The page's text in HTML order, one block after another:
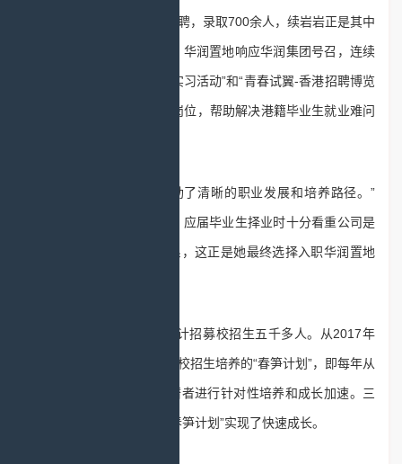
型的岗位组织了多场校园招聘，录取700余人，续岩岩正是其中
之一。此外，从2014年起，华润置地响应华润集团号召，连续
六年参加“香港大学生暑期实习活动”和“青春试翼-香港招聘博览
会”等活动，提供多个实习岗位，帮助解决港籍毕业生就业难问
“华润置地为我们勾勒了清晰的职业发展和培养路径。”
2020届校招生肖佳蓉表示，应届毕业生择业时十分看重公司是
否具有完善的校招培养体系，这正是她最终选择入职华润置地
近十年，华润置地累计招募校招生五千多人。从2017年
起，公司还启动了针对优秀校招生培养的“春笋计划”，即每年从
应届毕业生中选拔绩优高潜者进行针对性培养和成长加速。三
年来，一大批校招生通过“春笋计划”实现了快速成长。